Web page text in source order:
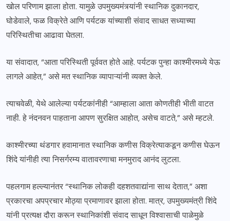
खोल परिणाम झाला होता. यामुळे उपमुख्यमंत्र्यांनी स्थानिक दुकानदार,
घोडेवाले, फळ विक्रेते आणि पर्यटक यांच्याशी संवाद साधत सध्याच्या
परिस्थितीचा आढावा घेतला.
या संवादात, “आता परिस्थिती पूर्ववत होते आहे. पर्यटक पुन्हा काश्मीरमध्ये येऊ
लागले आहेत,” असे मत स्थानिक व्यापाऱ्यांनी व्यक्त केले.
त्याचवेळी, येथे आलेल्या पर्यटकांनीही “आम्हाला आता कोणतीही भीती वाटत
नाही. हे नंदनवन पाहताना आपण सुरक्षित आहोत, असेच वाटते,” असे म्हटले.
काश्मीरच्या थंडगार हवामानात स्थानिक कणीस विक्रेत्याकडून कणीस घेऊन
शिंदे यांनीही त्या निसर्गरम्य वातावरणाचा मनमुराद आनंद लुटला.
पहलगाम हल्ल्यानंतर “स्थानिक लोकही दहशतवाद्यांना साथ देतात,” अशा
प्रकारचा अपप्रचार मोठ्या प्रमाणावर झाला होता. मात्र, उपमुख्यमंत्री शिंदे
यांनी प्रत्यक्ष दौरा करून स्थानिकांशी संवाद साधून विश्वासाची पाळेमुळे